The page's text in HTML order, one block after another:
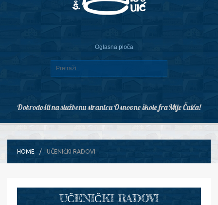
Oglasna ploča
Dobrodošli na službenu stranicu Osnovne škole fra Mije Čuića!
HOME UČENIČKI RADOVI
UČENIČKI RADOVI